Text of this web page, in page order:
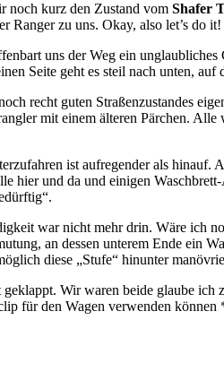
noch kurz den Zustand vom Shafer
Ranger zu uns. Okay, also let’s do it!
uns der Weg ein
Seite geht es steil nach unten,
recht guten Straßenzustandes
mit einem älteren Pärchen.
ist aufregender als
hier und da und einigen
war nicht mehr drin. Wäre ich
an dessen unterem Ende ein
diese „Stufe“ hinunter
geklappt. Wir waren beide glaube
für den Wagen verwenden